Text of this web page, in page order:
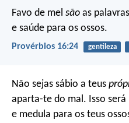
Favo de mel são as
e saúde para os ossos.
Provérbios 16:24 gentileza
Não sejas sábio a teus
aparta-te do mal. Isso
e medula para os teus